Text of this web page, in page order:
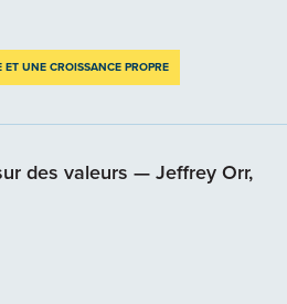
UNE CROISSANCE PROPRE
des valeurs — Jeffrey Orr,